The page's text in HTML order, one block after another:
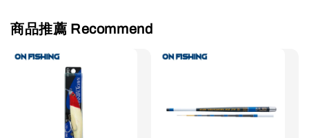
商品推薦 Recommend